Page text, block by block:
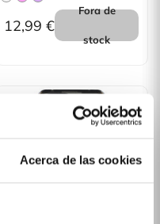
Acerca de las cookies
12,99 €
Fora de
stock
FORA DE STOCK